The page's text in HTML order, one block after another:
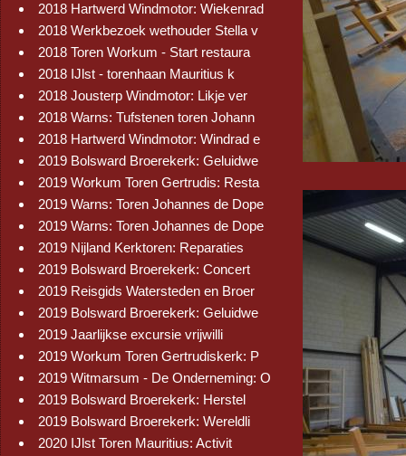
2018 Hartwerd Windmotor: Wiekenrad
2018 Werkbezoek wethouder Stella v
2018 Toren Workum - Start restaura
2018 IJlst - torenhaan Mauritius k
2018 Jousterp Windmotor: Likje ver
2018 Warns: Tufstenen toren Johann
2018 Hartwerd Windmotor: Windrad e
2019 Bolsward Broerekerk: Geluidwe
2019 Workum Toren Gertrudis: Resta
2019 Warns: Toren Johannes de Dope
2019 Warns: Toren Johannes de Dope
2019 Nijland Kerktoren: Reparaties
2019 Bolsward Broerekerk: Concert
2019 Reisgids Watersteden en Broer
2019 Bolsward Broerekerk: Geluidwe
2019 Jaarlijkse excursie vrijwilli
2019 Workum Toren Gertrudiskerk: P
2019 Witmarsum - De Onderneming: O
2019 Bolsward Broerekerk: Herstel
2019 Bolsward Broerekerk: Wereldli
2020 IJlst Toren Mauritius: Activit